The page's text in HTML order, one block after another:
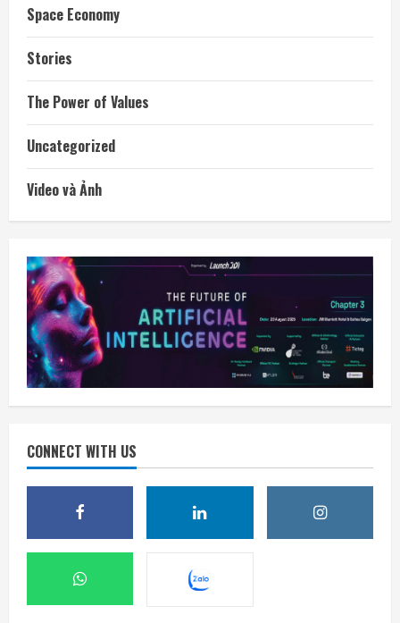
Space Economy
Stories
The Power of Values
Uncategorized
Video và Ảnh
CONNECT WITH US